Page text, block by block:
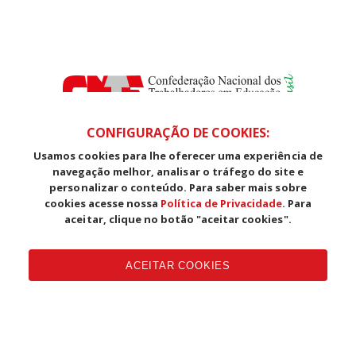
SDS, Edifício Venâncio III, Salas 101/106
CEP: 70393-902 - Brasília - DF
Telefone (61) 3225-1003 - E-mail cnte@cnte.org.br
Trabalhadores(as) na Base
CONFIGURAÇÃO DE COOKIES:
Usamos cookies para lhe oferecer uma experiência de
navegação melhor, analisar o tráfego do site e
personalizar o conteúdo. Para saber mais sobre
cookies acesse nossa Política de Privacidade. Para
aceitar, clique no botão "aceitar cookies".
ACEITAR COOKIES